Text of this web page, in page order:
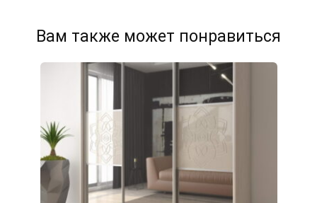
Вам также может понравиться